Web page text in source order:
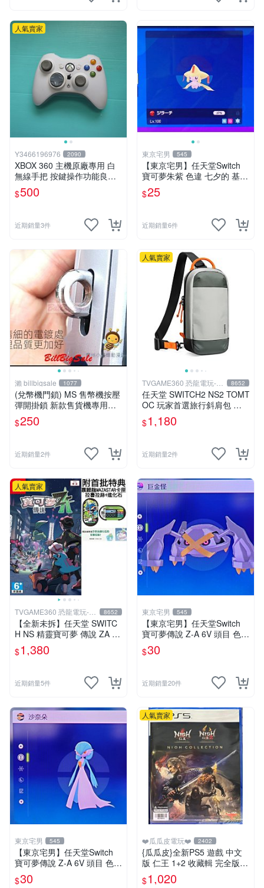
人氣賣家
Y3466196976 2090
XBOX 360 主機原廠專用 白
無線手把 按鍵操作功能良好..
如圖
$500
近期銷量3件
東京宅男 545
【東京宅男】任天堂Switch
寶可夢朱紫 色違 七夕的 基拉
祈
$25
近期銷量6件
瀨 billbigsale 1077
(兌幣機門鎖) MS 售幣機按壓
彈開掛鎖 新款售貨機專用櫃
門 PP虎娃娃機門鎖
$250
近期銷量2件
人氣賣家
TVGAME360 恐龍電玩-台
中店
8652
任天堂 SWITCH2 NS2 TOMT
OC 玩家首選旅行斜肩包 主
機收納包 主機包 防潑水 灰色
G49S1G1 台中
$1,180
近期銷量2件
人氣賣家
TVGAME360 恐龍電玩-台
中店
8652
【全新未拆】任天堂 SWITC
H NS 精靈寶可夢 傳說 ZA P
OKEMON LEGENDS Z-A 中
文版附特典
$1,380
近期銷量5件
東京宅男 545
【東京宅男】任天堂Switch
寶可夢傳說 Z-A 6V 頭目 色違
巨金怪
$30
近期銷量20件
東京宅男 545
【東京宅男】任天堂Switch
寶可夢傳說 Z-A 6V 頭目 色違
沙奈朵
$30
人氣賣家
❤️瓜瓜皮電玩❤️ 2402
{瓜瓜皮}全新PS5 遊戲 中文
版 仁王 1+2 收藏輯 完全版
(遊戲都能回收)
$1,020